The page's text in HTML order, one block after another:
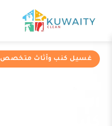
غسيل كنب وأثاث متخصص